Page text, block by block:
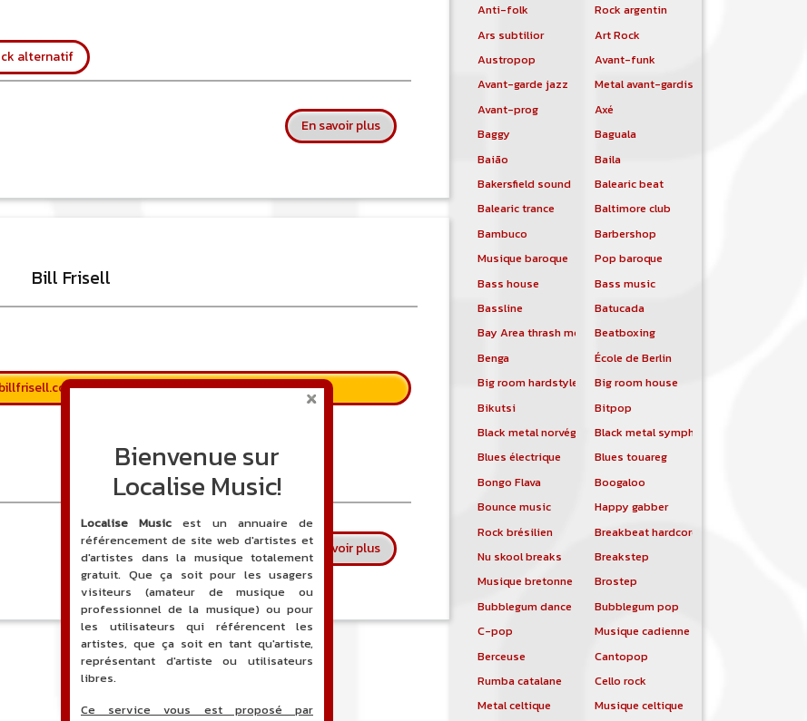
alternatif
En savoir plussur Suzanne Vega
Bill Frisell
En savoir plussur Bill Frisell
Anti-folk
Rock argentin
Ars subtilior
Art Rock
Austropop
Avant-funk
Avant-garde jazz
Metal avant-gardiste
Avant-prog
Axé
Baggy
Baguala
Baião
Baila
Bakersfield sound
Balearic beat
Balearic trance
Baltimore club
Bambuco
Barbershop
Musique baroque
Pop baroque
Bass house
Bass music
Bassline
Batucada
Bay Area thrash metal Beatboxing
Benga
École de Berlin
Big room hardstyle
Big room house
Bikutsi
Bitpop
Black metal norvégien
Black metal symphonique
Blues électrique
Blues touareg
Bongo Flava
Boogaloo
Bounce music
Happy gabber
Rock brésilien
Breakbeat hardcore
Nu skool breaks
Breakstep
Musique bretonne
Brostep
Bubblegum dance
Bubblegum pop
C-pop
Musique cadienne
Berceuse
Cantopop
Rumba catalane
Cello rock
Metal celtique
Musique celtique
Bienvenue sur
Localise Music!
Localise Music est un annuaire de
référencement de site web d'artistes et
d'artistes dans la musique totalement
gratuit. Que ça soit pour les usagers
visiteurs (amateur de musique ou
professionnel de la musique) ou pour
les utilisateurs qui référencent les
artistes, que ça soit en tant qu'artiste,
représentant d'artiste ou utilisateurs
libres.
Ce service vous est proposé par